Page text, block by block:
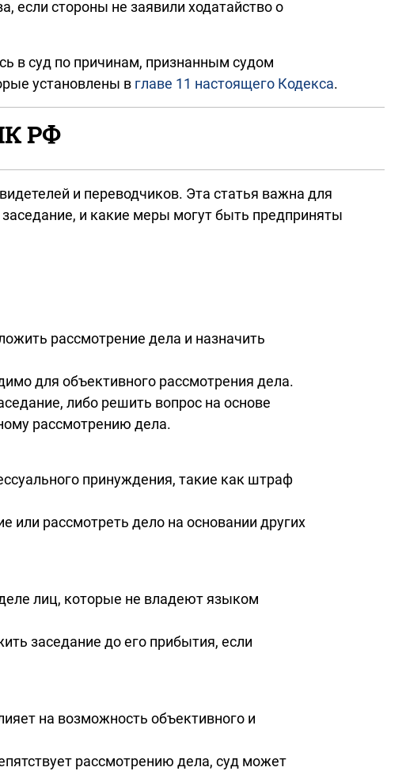
если стороны не заявили ходатайство о
в суд по причинам, признанным судом
установлены в главе 11 настоящего Кодекса.
РФ
и переводчиков. Эта статья важна для
и какие меры могут быть предприняты
рассмотрение дела и назначить
для объективного рассмотрения дела.
либо решить вопрос на основе
рассмотрению дела.
принуждения, такие как штраф
или рассмотреть дело на основании других
лиц, которые не владеют языком
заседание до его прибытия, если
на возможность объективного и
рассмотрению дела, суд может